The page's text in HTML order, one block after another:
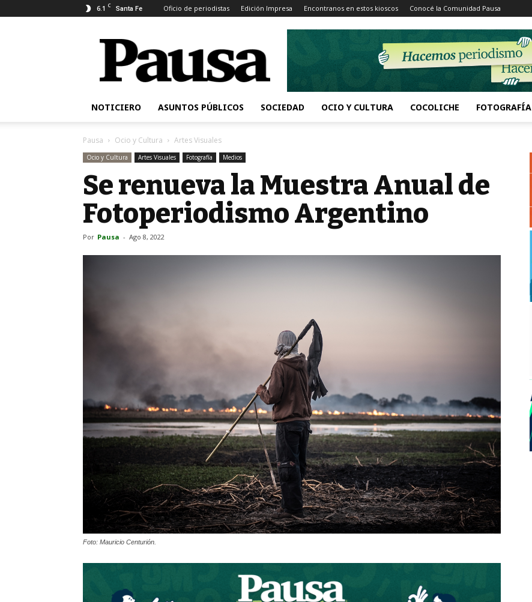
6.1 C Santa Fe Oficio de periodistas Edición Impresa Encontranos en estos kioscos Conocé la Comunidad Pausa
Pausa
NOTICIERO ASUNTOS PÚBLICOS SOCIEDAD OCIO Y CULTURA COCOLICHE FOTOGRAFÍA
Pausa Ocio y Cultura Artes Visuales
Ocio y Cultura Artes Visuales Fotografía Medios
Se renueva la Muestra Anual de
Fotoperiodismo Argentino
Por Pausa - Ago 8, 2022
Foto: Mauricio Centurión.